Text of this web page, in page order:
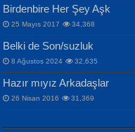
MAHMUT GÜRBÜZ
İbrahim Olmak ve
Songül Özel
Mahzen...
NAZIM HİKMET RAN
Bir Cezaevinde,
Mektupları...
Birdenbire Her Şey Aşk
25 Mayıs 2017 34,368
Belki de Son/suzluk
8 Ağustos 2024 32,635
Hazır mıyız Arkadaşlar
26 Nisan 2016 31,369